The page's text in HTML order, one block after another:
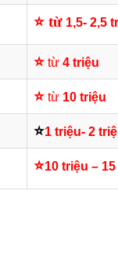
⭐ từ 1,5- 2,5
⭐ từ 4 triệu
⭐ từ 10 triệu
⭐1 triệu- 2
⭐10 triệu –